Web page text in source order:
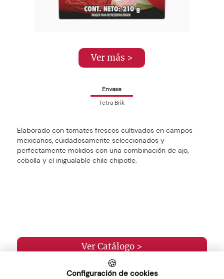
Ver más >
Envase
Tetra Brik
Elaborado con tomates frescos cultivados en campos
mexicanos, cuidadosamente seleccionados y
perfectamente molidos con una combinación de ajo,
cebolla y el inigualable chile chipotle.
Ver Catálogo >
🍪
Configuración de cookies